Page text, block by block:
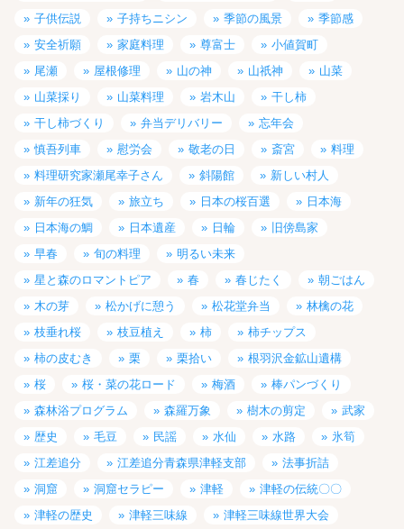
子供伝説 子持ちニシン 季節の風景
季節感
安全祈願
家庭料理 尊富士
小値賀町
尾瀬
屋根修理 山の神 山祇神
山菜
山菜採り
山菜料理 岩木山
干し柿
干し柿づくり
弁当デリバリー
忘年会
慎吾列車
慰労会 敬老の日 斎宮
料理
料理研究家瀬尾幸子さん
斜陽館
新しい村人
新年の狂気
旅立ち 日本の桜百選
日本海
日本海の鯛
日本遺産 日輪
旧傍島家
早春
旬の料理
明るい未来
星と森のロマントピア
春 春じたく
朝ごはん
木の芽
松かげに憩う 松花堂弁当
林檎の花
枝垂れ桜
枝豆植え 柿
柿チップス
柿の皮むき
栗 栗拾い
根羽沢金鉱山遺構
桜
桜・菜の花ロード 梅酒
棒パンづくり
森林浴プログラム
森羅万象 樹木の剪定
武家
歴史
毛豆 民謡 水仙 水路
氷筍
江差追分
江差追分青森県津軽支部
法事折詰
洞窟
洞窟セラピー 津軽
津軽の伝統〇〇
津軽の歴史
津軽三味線
津軽三味線世界大会